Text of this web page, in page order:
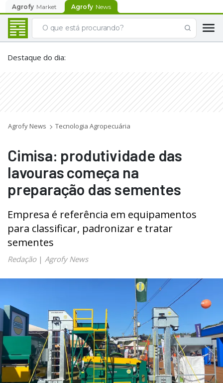
Agrofy Market Agrofy News
Destaque do dia:
Agrofy News Tecnologia Agropecuária
Cimisa: produtividade das
lavouras começa na
preparação das sementes
Empresa é referência em equipamentos
para classificar, padronizar e tratar
sementes
Redação| Agrofy News